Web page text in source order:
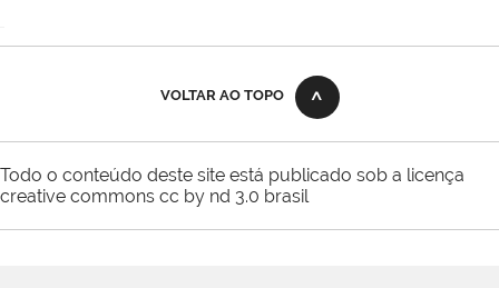
VOLTAR AO TOPO
Todo o conteúdo deste site está publicado sob a licença
creative commons cc by nd 3.0 brasil